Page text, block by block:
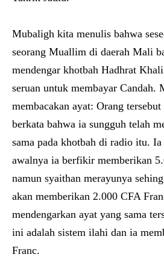
Mubaligh kita menulis bahwa
seorang Muallim di daerah Mali
mendengar khotbah Hadhrat
seruan untuk membayar Candah.
membacakan ayat: Orang
berkata bahwa ia sungguh telah
sama pada khotbah di radio itu.
awalnya ia berfikir memberikan
namun syaithan merayunya
akan memberikan 2.000 CFA
mendengarkan ayat yang sama
ini adalah sistem ilahi dan ia
Franc.